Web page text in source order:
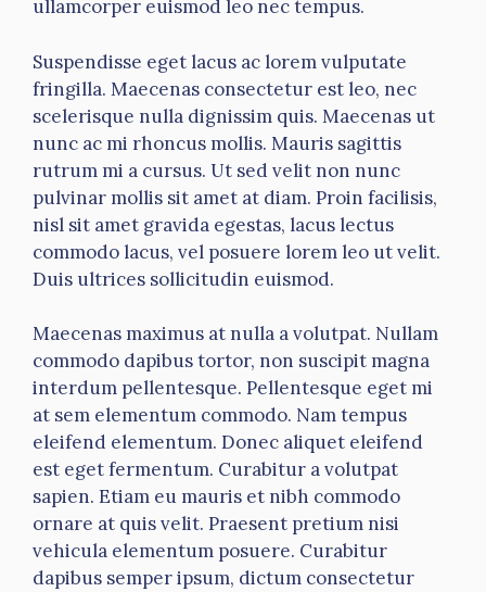
ullamcorper euismod leo nec tempus.
Suspendisse eget lacus ac lorem vulputate
fringilla. Maecenas consectetur est leo, nec
scelerisque nulla dignissim quis. Maecenas ut
nunc ac mi rhoncus mollis. Mauris sagittis
rutrum mi a cursus. Ut sed velit non nunc
pulvinar mollis sit amet at diam. Proin facilisis,
nisl sit amet gravida egestas, lacus lectus
commodo lacus, vel posuere lorem leo ut velit.
Duis ultrices sollicitudin euismod.
Maecenas maximus at nulla a volutpat. Nullam
commodo dapibus tortor, non suscipit magna
interdum pellentesque. Pellentesque eget mi
at sem elementum commodo. Nam tempus
eleifend elementum. Donec aliquet eleifend
est eget fermentum. Curabitur a volutpat
sapien. Etiam eu mauris et nibh commodo
ornare at quis velit. Praesent pretium nisi
vehicula elementum posuere. Curabitur
dapibus semper ipsum, dictum consectetur